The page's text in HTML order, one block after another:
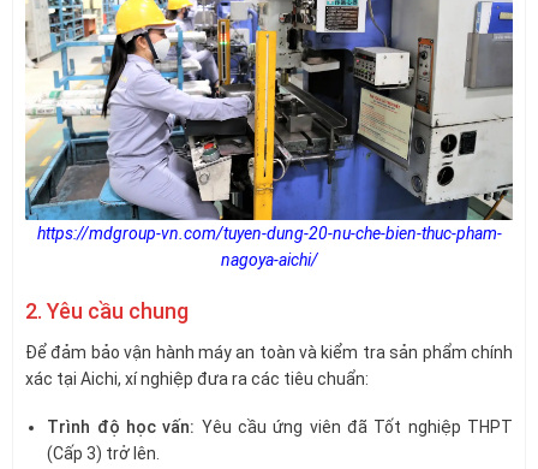
https://mdgroup-vn.com/tuyen-dung-20-nu-che-bien-thuc-pham-
nagoya-aichi/
2. Yêu cầu chung
Để đảm bảo vận hành máy an toàn và kiểm tra sản phẩm chính
xác tại Aichi, xí nghiệp đưa ra các tiêu chuẩn:
Trình độ học vấn: Yêu cầu ứng viên đã Tốt nghiệp THPT
(Cấp 3) trở lên.